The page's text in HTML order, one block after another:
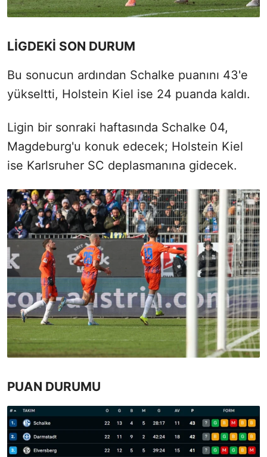
LİGDEKİ SON DURUM
Bu sonucun ardından Schalke puanını 43'e
yükseltti, Holstein Kiel ise 24 puanda kaldı.
Ligin bir sonraki haftasında Schalke 04,
Magdeburg'u konuk edecek; Holstein Kiel
ise Karlsruher SC deplasmanına gidecek.
PUAN DURUMU